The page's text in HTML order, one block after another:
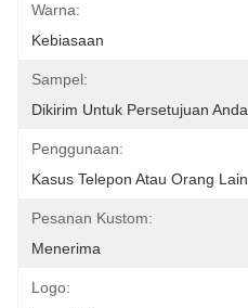
Warna:
Kebiasaan
Sampel:
Dikirim Untuk Persetujuan Anda
Penggunaan:
Kasus Telepon Atau Orang Lain
Pesanan Kustom:
Menerima
Logo: